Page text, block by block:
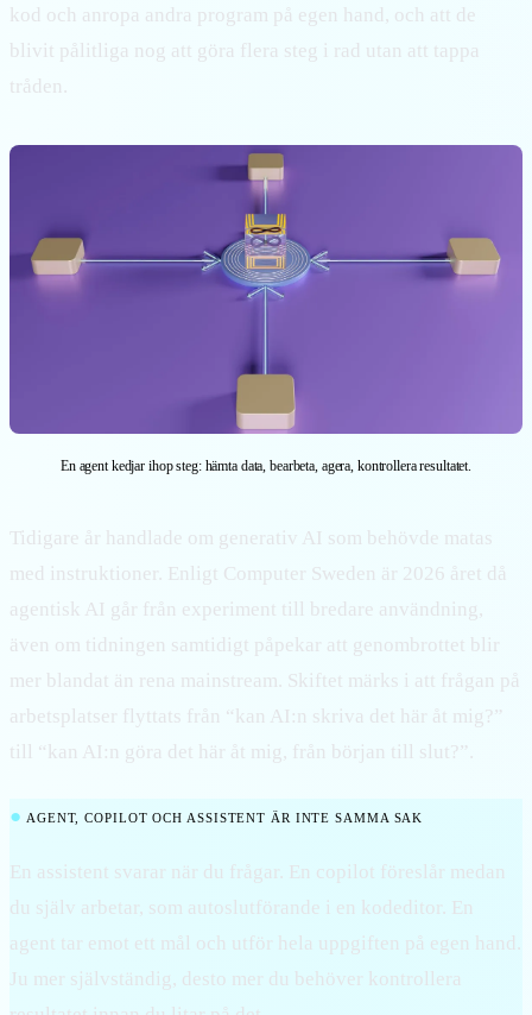
kod och anropa andra program på egen hand, och att de
blivit pålitliga nog att göra flera steg i rad utan att tappa
tråden.
En agent kedjar ihop steg: hämta data, bearbeta, agera, kontrollera resultatet.
Tidigare år handlade om generativ AI som behövde matas
med instruktioner. Enligt Computer Sweden är 2026 året då
agentisk AI går från experiment till bredare användning,
även om tidningen samtidigt påpekar att genombrottet blir
mer blandat än rena mainstream. Skiftet märks i att frågan på
arbetsplatser flyttats från “kan AI:n skriva det här åt mig?”
till “kan AI:n göra det här åt mig, från början till slut?”.
● AGENT, COPILOT OCH ASSISTENT ÄR INTE SAMMA SAK
En assistent svarar när du frågar. En copilot föreslår medan
du själv arbetar, som autoslutförande i en kodeditor. En
agent tar emot ett mål och utför hela uppgiften på egen hand.
Ju mer självständig, desto mer du behöver kontrollera